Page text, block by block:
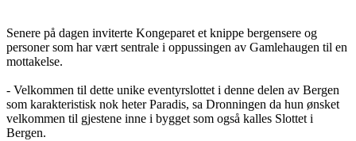
Senere på dagen inviterte Kongeparet et knippe bergensere og
personer som har vært sentrale i oppussingen av Gamlehaugen til en
mottakelse.
- Velkommen til dette unike eventyrslottet i denne delen av Bergen
som karakteristisk nok heter Paradis, sa Dronningen da hun ønsket
velkommen til gjestene inne i bygget som også kalles Slottet i
Bergen.